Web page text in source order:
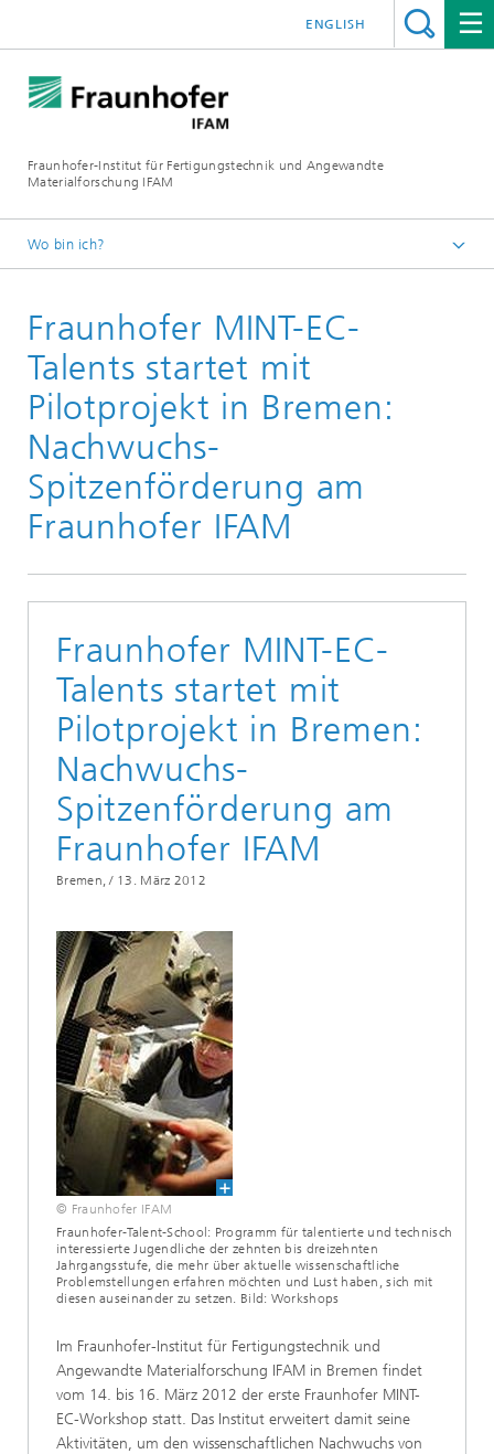
Fraunhofer-Institut für Fertigungstechnik und Angewandte
Materialforschung IFAM
ENGLISH
Wo bin ich?
Presse
Archiv
Fraunhofer MINT-EC-
Talents startet mit
Pilotprojekt in Bremen:
Nachwuchs-
Spitzenförderung am
Fraunhofer IFAM
Fraunhofer MINT-EC-
Talents startet mit
Pilotprojekt in Bremen:
Nachwuchs-
Spitzenförderung am
Fraunhofer IFAM
Bremen, / 13. März 2012
© Fraunhofer IFAM
Fraunhofer-Talent-School: Programm für talentierte und technisch
interessierte Jugendliche der zehnten bis dreizehnten
Jahrgangsstufe, die mehr über aktuelle wissenschaftliche
Problemstellungen erfahren möchten und Lust haben, sich mit
diesen auseinander zu setzen. Bild: Workshops
Im Fraunhofer-Institut für Fertigungstechnik und
Angewandte Materialforschung IFAM in Bremen findet
vom 14. bis 16. März 2012 der erste Fraunhofer MINT-
EC-Workshop statt. Das Institut erweitert damit seine
Aktivitäten, um den wissenschaftlichen Nachwuchs von